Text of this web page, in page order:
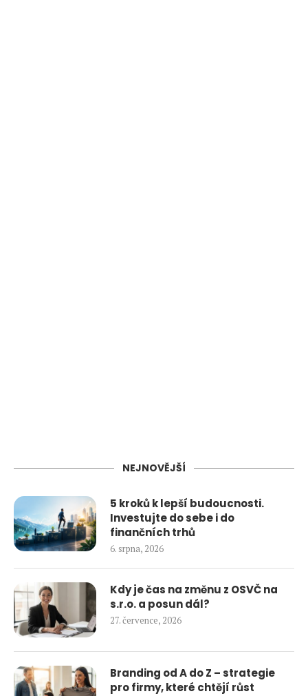
NEJNOVĚJŠÍ
5 kroků k lepší budoucnosti.
Investujte do sebe i do
finančních trhů
6. srpna, 2026
Kdy je čas na změnu z OSVČ na
s.r.o. a posun dál?
27. července, 2026
Branding od A do Z – strategie
pro firmy, které chtějí růst